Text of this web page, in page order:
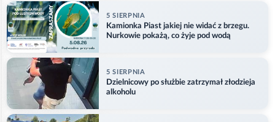
5 SIERPNIA
Kamionka Piast jakiej nie widać z brzegu.
Nurkowie pokażą, co żyje pod wodą
5 SIERPNIA
Dzielnicowy po służbie zatrzymał złodzieja
alkoholu